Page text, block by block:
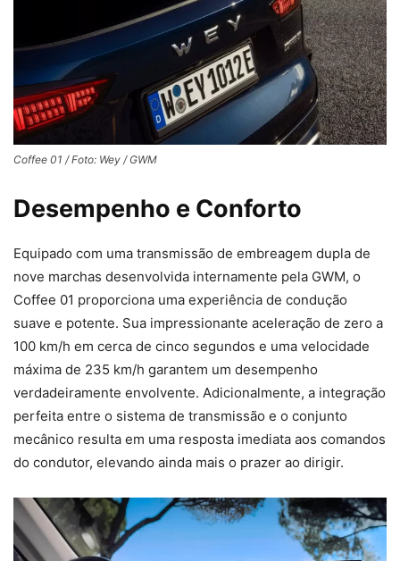
Coffee 01 / Foto: Wey / GWM
Desempenho e Conforto
Equipado com uma transmissão de embreagem dupla de
nove marchas desenvolvida internamente pela GWM, o
Coffee 01 proporciona uma experiência de condução
suave e potente. Sua impressionante aceleração de zero a
100 km/h em cerca de cinco segundos e uma velocidade
máxima de 235 km/h garantem um desempenho
verdadeiramente envolvente. Adicionalmente, a integração
perfeita entre o sistema de transmissão e o conjunto
mecânico resulta em uma resposta imediata aos comandos
do condutor, elevando ainda mais o prazer ao dirigir.